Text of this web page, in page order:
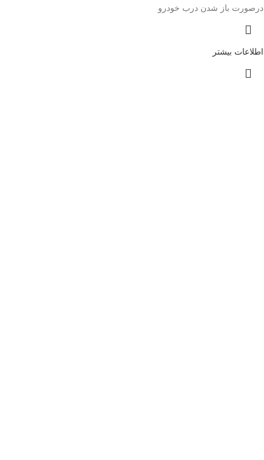
درصورت باز شدن درب خودرو
اطلاعات بیشتر